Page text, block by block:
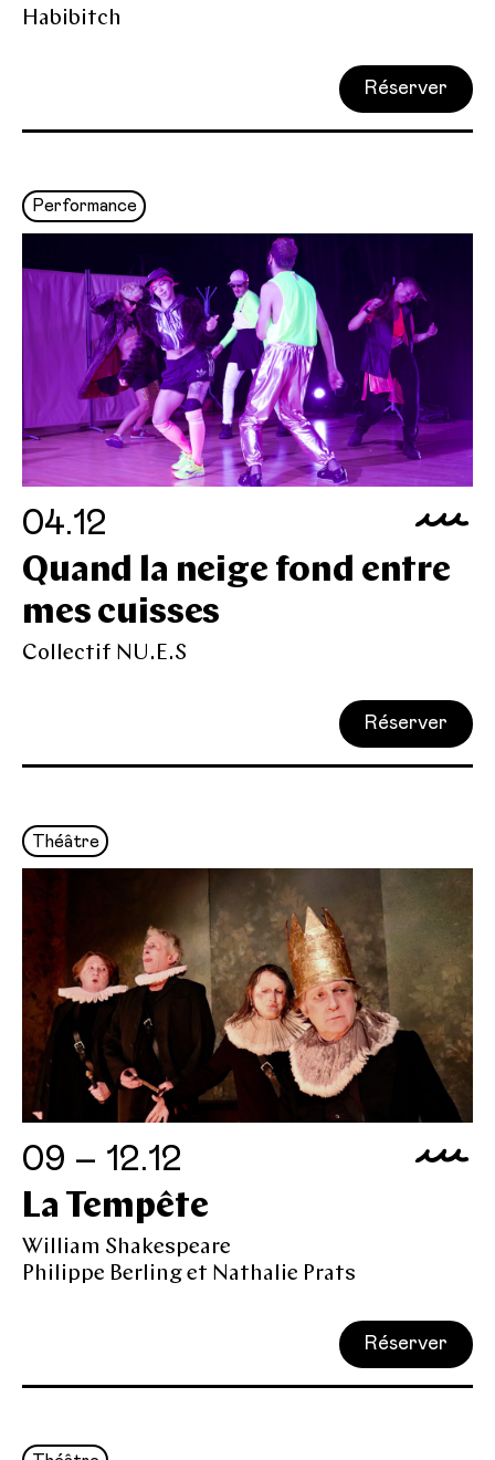
Habibitch
Réserver
Performance
04.12
Quand la neige fond entre
mes cuisses
Collectif NU.E.S
Réserver
Théâtre
09 – 12.12
La Tempête
William Shakespeare
Philippe Berling et Nathalie Prats
Réserver